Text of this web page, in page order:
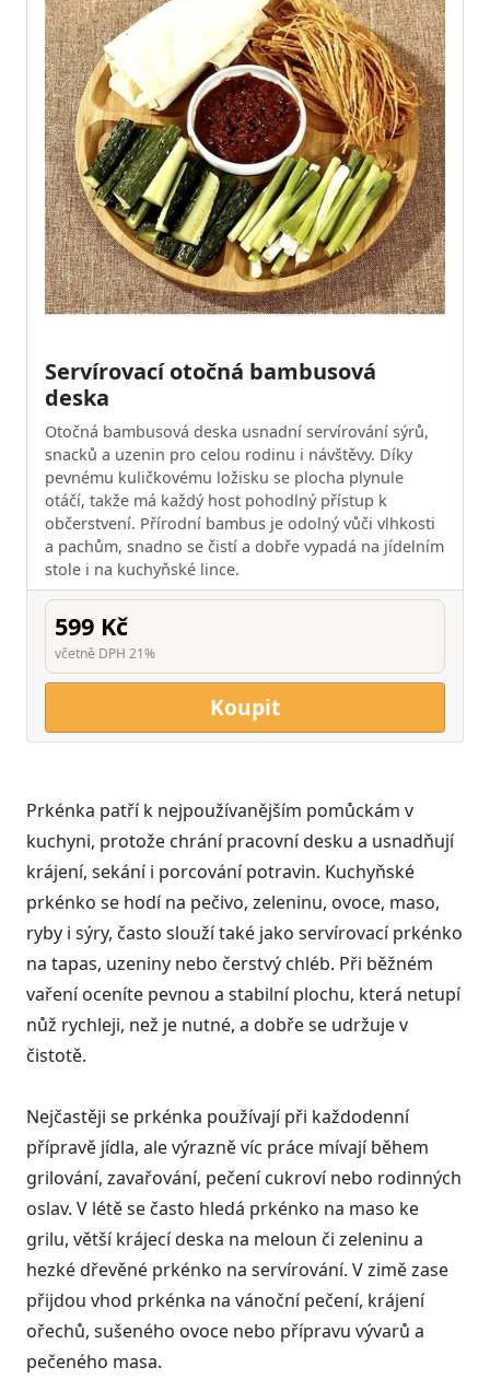
Servírovací otočná bambusová
deska
Otočná bambusová deska usnadní servírování sýrů,
snacků a uzenin pro celou rodinu i návštěvy. Díky
pevnému kuličkovému ložisku se plocha plynule
otáčí, takže má každý host pohodlný přístup k
občerstvení. Přírodní bambus je odolný vůči vlhkosti
a pachům, snadno se čistí a dobře vypadá na jídelním
stole i na kuchyňské lince.
599 Kč
včetně DPH 21%
Koupit
Prkénka patří k nejpoužívanějším pomůckám v
kuchyni, protože chrání pracovní desku a usnadňují
krájení, sekání i porcování potravin. Kuchyňské
prkénko se hodí na pečivo, zeleninu, ovoce, maso,
ryby i sýry, často slouží také jako servírovací prkénko
na tapas, uzeniny nebo čerstvý chléb. Při běžném
vaření oceníte pevnou a stabilní plochu, která netupí
nůž rychleji, než je nutné, a dobře se udržuje v
čistotě.
Nejčastěji se prkénka používají při každodenní
přípravě jídla, ale výrazně víc práce mívají během
grilování, zavařování, pečení cukroví nebo rodinných
oslav. V létě se často hledá prkénko na maso ke
grilu, větší krájecí deska na meloun či zeleninu a
hezké dřevěné prkénko na servírování. V zimě zase
přijdou vhod prkénka na vánoční pečení, krájení
ořechů, sušeného ovoce nebo přípravu vývarů a
pečeného masa.